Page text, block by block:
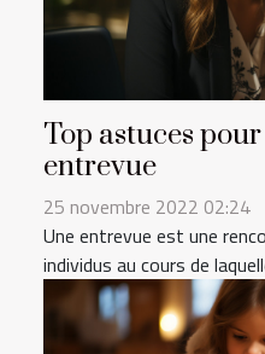
Top astuces
entrevue
25 novembre 2022 02:24
Une entrevue est une
individus au cours de